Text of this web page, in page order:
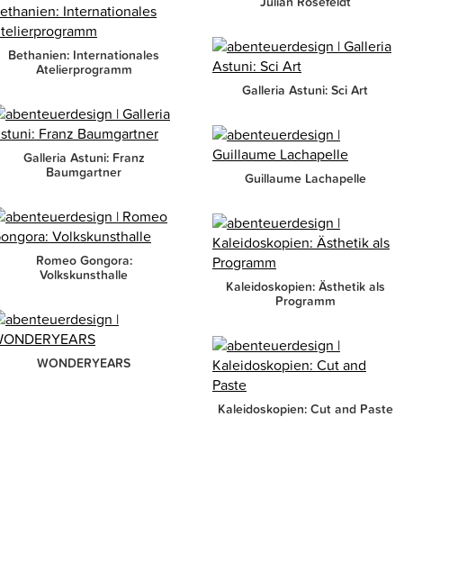
Bethanien: Internationales
Atelierprogramm
Galleria Astuni: Sci Art
Galleria Astuni: Franz
Baumgartner
Guillaume Lachapelle
Romeo Gongora:
Volkskunsthalle
Kaleidoskopien: Ästhetik als
Programm
WONDERYEARS
Kaleidoskopien: Cut and Paste